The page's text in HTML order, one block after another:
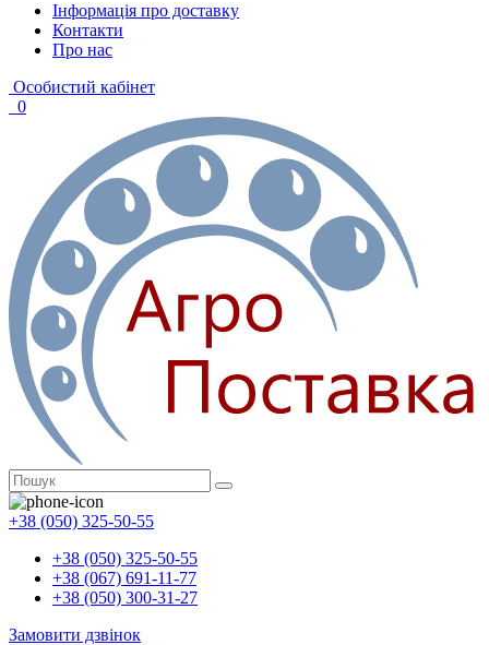
Інформація про доставку
Контакти
Про нас
Особистий кабінет
0
+38 (050) 325-50-55
+38 (050) 325-50-55
+38 (067) 691-11-77
+38 (050) 300-31-27
Замовити дзвінок